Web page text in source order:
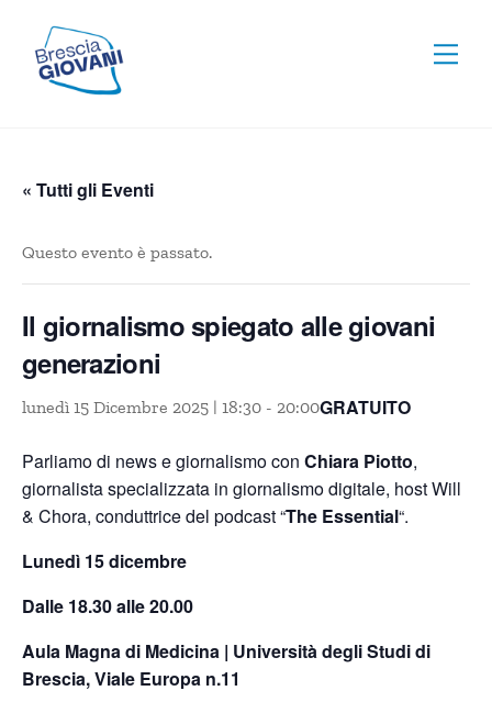
content
« Tutti gli Eventi
Questo evento è passato.
Il giornalismo spiegato alle giovani
generazioni
lunedì 15 Dicembre 2025 | 18:30 - 20:00GRATUITO
Parliamo di news e giornalismo con Chiara Piotto,
giornalista specializzata in giornalismo digitale, host Will
& Chora, conduttrice del podcast “The Essential“.
Lunedì 15 dicembre
Dalle 18.30 alle 20.00
Aula Magna di Medicina | Università degli Studi di
Brescia, Viale Europa n.11